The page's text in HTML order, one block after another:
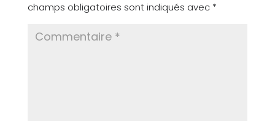
champs obligatoires sont indiqués avec *